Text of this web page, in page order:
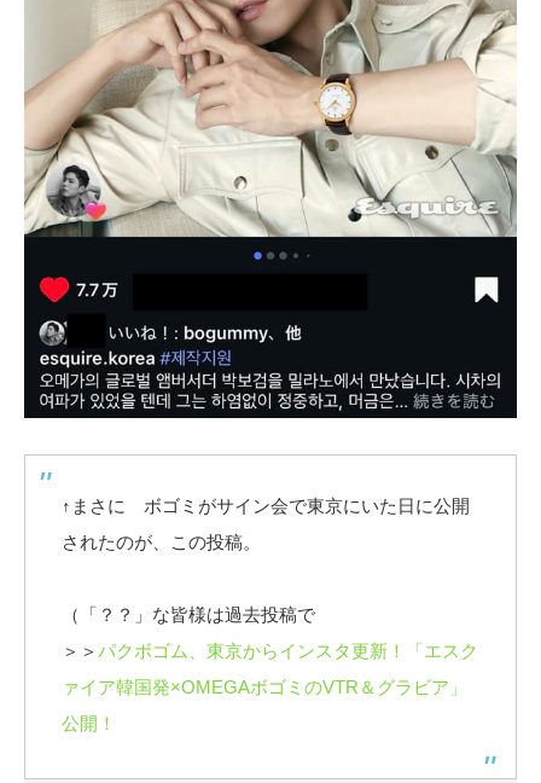
↑まさに ボゴミがサイン会で東京にいた日に公開
されたのが、この投稿。
（「？？」な皆様は過去投稿で
＞＞ パクボゴム、東京からインスタ更新！「エスク
ァイア韓国発×OMEGAボゴミのVTR＆グラビア」
公開！